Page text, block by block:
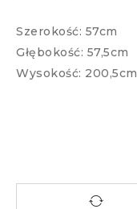
Szerokość: 57cm
Głębokość: 57,5cm
Wysokość: 200,5cm